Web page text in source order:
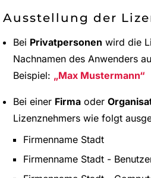
Ausstellung der
Bei Privatpersonen wird die
Nachnamen des Anwenders
Beispiel:
Max Mustermann
Bei einer Firma oder
Lizenznehmers wie folgt
Firmenname Stadt
Firmenname Stadt -